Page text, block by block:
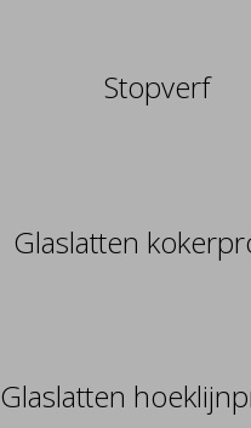
Stopverf
Glaslatten
Glaslatten